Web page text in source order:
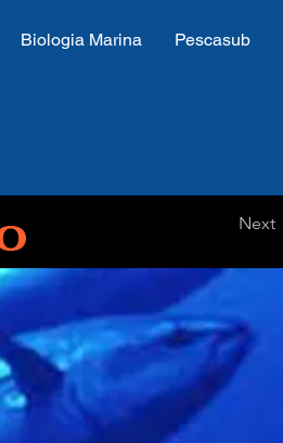
Biologia Marina Pescasub
Next